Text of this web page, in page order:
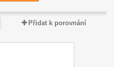
Přidat k porovnání